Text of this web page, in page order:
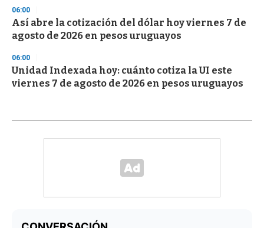
06:00
Así abre la cotización del dólar hoy viernes 7 de
agosto de 2026 en pesos uruguayos
06:00
Unidad Indexada hoy: cuánto cotiza la UI este
viernes 7 de agosto de 2026 en pesos uruguayos